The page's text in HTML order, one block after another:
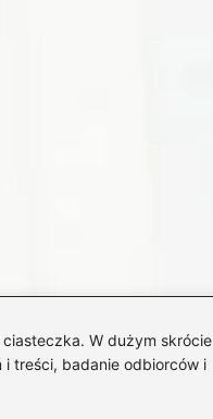
W dużym skrócie
treści, badanie odbiorców i